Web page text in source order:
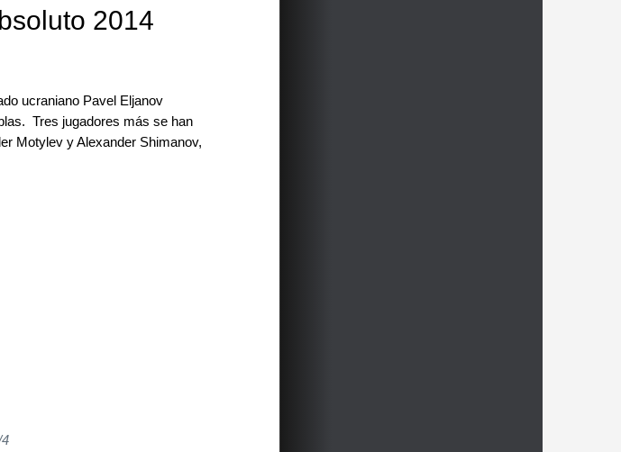
2014
ucraniano Pavel Eljanov
Tres jugadores más se han
Motylev y Alexander Shimanov,